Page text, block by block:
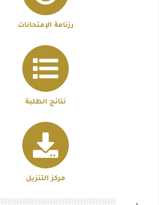
رزنامة الإمتحانات
نتائج الطلبة
مركز التنزيل